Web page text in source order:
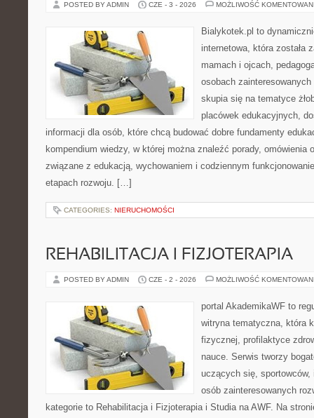
POSTED BY ADMIN CZE - 3 - 2026 MOŻLIWOŚĆ
Bialykotek.pl to
internetowa, która została
mamach i ojcach,
osobach
skupia się na tematyce
placówek edukacyjnych,
informacji dla osób, które chcą budować dobre fundamenty
kompendium wiedzy, w której można znaleźć porady, omówienia
związane z edukacją, wychowaniem i codziennym
etapach rozwoju. […]
CATEGORIES: NIERUCHOMOŚCI
REHABILITACJA I FIZJOTERAPIA
POSTED BY ADMIN CZE - 2 - 2026 MOŻLIWOŚĆ
portal AkademikaWF to
witryna tematyczna, która
fizycznej, profilaktyce
nauce. Serwis tworzy
uczących się,
osób zainteresowanych
kategorie to Rehabilitacja i Fizjoterapia i Studia na AWF. Na